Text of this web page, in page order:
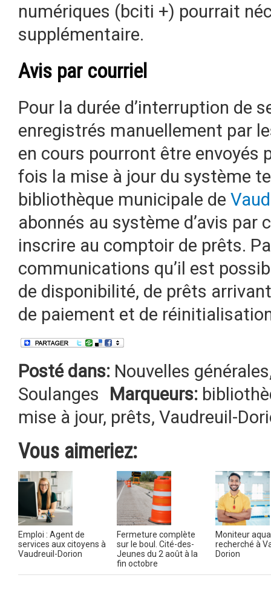
numériques (bciti +) pourrait
supplémentaire.
Avis par courriel
Pour la durée d’interruption de
enregistrés manuellement par
en cours pourront être envoyés
fois la mise à jour du système
bibliothèque municipale de
abonnés au système d’avis par
inscrire au comptoir de prêts.
communications qu’il est
de disponibilité, de prêts
de paiement et de
Posté dans: Nouvelles générales
Soulanges
Marqueurs:
mise à jour, prêts, Vaudreuil-
Vous aimeriez:
Emploi : Agent de
services aux citoyens à
Vaudreuil-Dorion
Fermeture complète
sur le boul. Cité-des-
Jeunes du 2 août à la
fin octobre
Moniteur
recherché à
Dorion